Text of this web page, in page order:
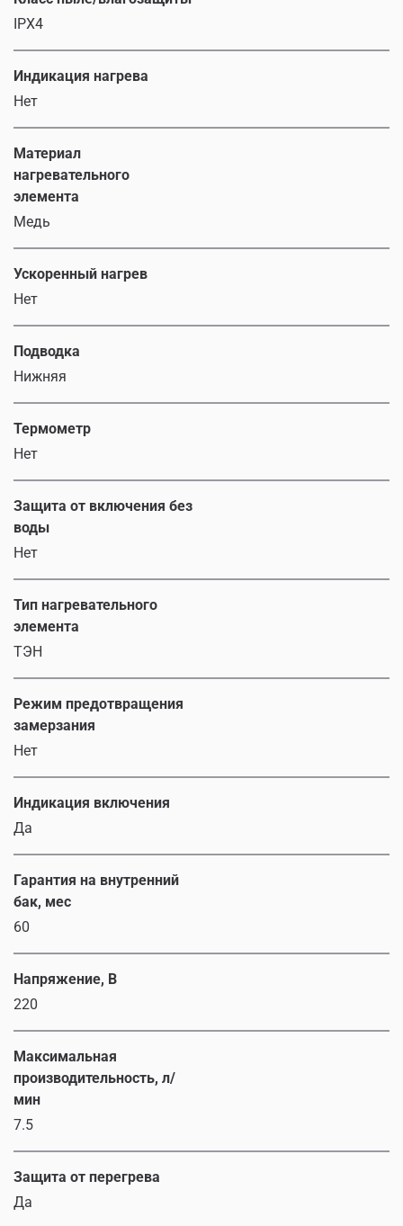
IPX4
Индикация нагрева
Нет
Материал
нагревательного
элемента
Медь
Ускоренный нагрев
Нет
Подводка
Нижняя
Термометр
Нет
Защита от включения без
воды
Нет
Тип нагревательного
элемента
ТЭН
Режим предотвращения
замерзания
Нет
Индикация включения
Да
Гарантия на внутренний
бак, мес
60
Напряжение, В
220
Максимальная
производительность, л/
мин
7.5
Защита от перегрева
Да